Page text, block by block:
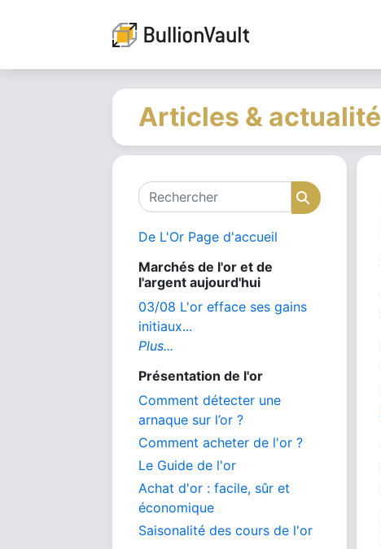
Articles & actualité
Rechercher Rechercher
De L'Or Page d'accueil
Marchés de l'or et de
l'argent aujourd'hui
03/08 L'or efface ses gains
initiaux...
Plus...
Présentation de l'or
Comment détecter une
arnaque sur l’or ?
Comment acheter de l'or ?
Le Guide de l'or
Achat d'or : facile, sûr et
économique
Saisonalité des cours de l'or